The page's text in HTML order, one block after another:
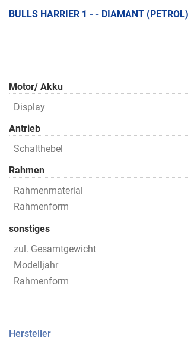
BULLS HARRIER 1 - - DIAMANT (PETROL)
Motor/ Akku
Display
Antrieb
Schalthebel
Rahmen
Rahmenmaterial
Rahmenform
sonstiges
zul. Gesamtgewicht
Modelljahr
Rahmenform
Hersteller